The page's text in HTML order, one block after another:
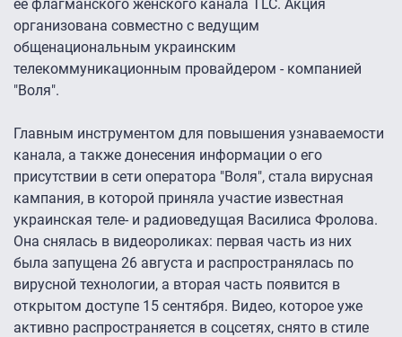
ее флагманского женского канала TLC. Акция
организована совместно с ведущим
общенациональным украинским
телекоммуникационным провайдером - компанией
"Воля".
Главным инструментом для повышения узнаваемости
канала, а также донесения информации о его
присутствии в сети оператора "Воля", стала вирусная
кампания, в которой приняла участие известная
украинская теле- и радиоведущая Василиса Фролова.
Она снялась в видеороликах: первая часть из них
была запущена 26 августа и распространялась по
вирусной технологии, а вторая часть появится в
открытом доступе 15 сентября. Видео, которое уже
активно распространяется в соцсетях, снято в стиле